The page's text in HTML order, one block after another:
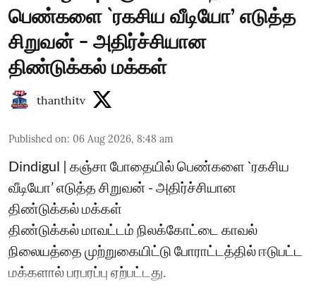
பெண்களை `ரகசிய வீடியோ’ எடுத்த
சிறுவன் - அதிர்ச்சியான
திண்டுக்கல் மக்கள்
thanthitv
Published on: 06 Aug 2026, 8:48 am
Dindigul | கஞ்சா போதையில் பெண்களை `ரகசிய
வீடியோ’ எடுத்த சிறுவன் - அதிர்ச்சியான
திண்டுக்கல் மக்கள்
திண்டுக்கல் மாவட்டம் நிலக்கோட்டை காவல்
நிலையத்தை முற்றுகையிட்டு போராட்டத்தில் ஈடுபட்ட
மக்களால் பரபரப்பு ஏற்பட்டது.